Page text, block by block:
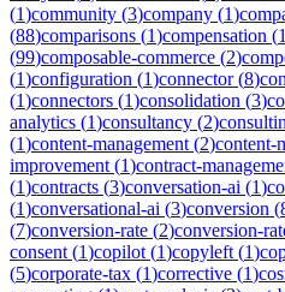
(1)community (3)company (1)
(88)comparisons (1)compensation (1
(99)composable-commerce (2)
(1)configuration (1)connector(8)
(1)connectors (1)consolidation (3)
analytics (1)consultancy (2)
(1)content-management (2)content-
improvement (1)contract-
(1)contracts (3)conversation-ai (1)
(1)conversational-ai (3)conversion (
(7)conversion-rate (2)conversion-
consent (1)copilot (1)copyleft (1)
(5)corporate-tax (1)corrective (1)